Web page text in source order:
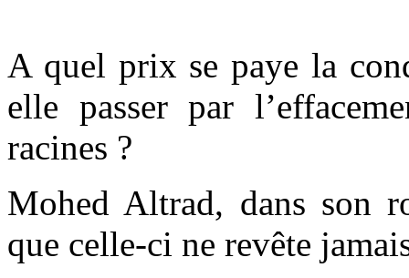
A quel prix se paye la
elle passer par
racines ?
Mohed Altrad, dans son
que celle-ci ne revête